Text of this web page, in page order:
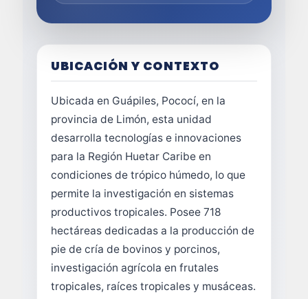
UBICACIÓN Y CONTEXTO
Ubicada en Guápiles, Pococí, en la
provincia de Limón, esta unidad
desarrolla tecnologías e innovaciones
para la Región Huetar Caribe en
condiciones de trópico húmedo, lo que
permite la investigación en sistemas
productivos tropicales. Posee 718
hectáreas dedicadas a la producción de
pie de cría de bovinos y porcinos,
investigación agrícola en frutales
tropicales, raíces tropicales y musáceas.